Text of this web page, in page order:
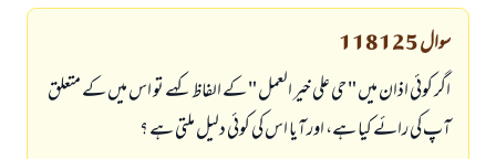
سوال118125
اگر كوئى اذان ميں " حي على خير العمل " كے الفاظ كہے تو اس ميں كے متعلق
آپ كى رائے كيا ہے، اور آيا اس كى كوئى دليل ملتى ہے ؟